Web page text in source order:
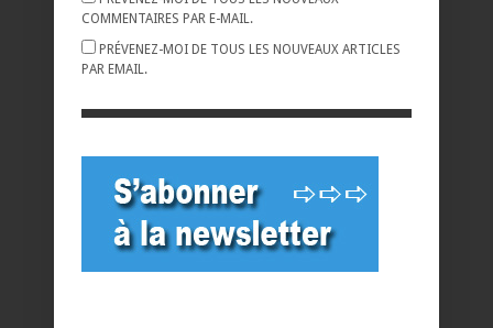
COMMENTAIRES PAR E-MAIL.
PRÉVENEZ-MOI DE TOUS LES NOUVEAUX ARTICLES
PAR EMAIL.